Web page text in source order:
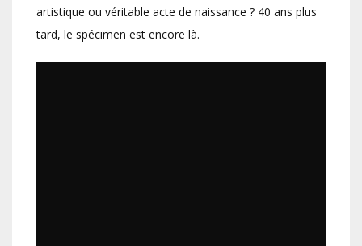
artistique ou véritable acte de naissance ? 40 ans plus
tard, le spécimen est encore là.